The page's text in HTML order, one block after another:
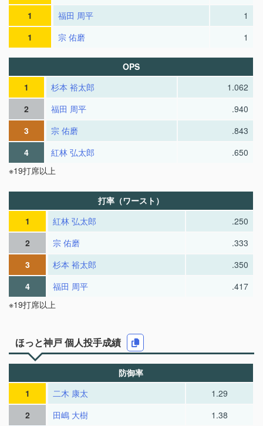
1 福田 周平
1
1
宗 佑磨 1
OPS
1
杉本 裕太郎
1.062
2
福田 周平
.940
3
宗 佑磨
.843
4
紅林 弘太郎
.650
※19打席以上
打率（ワースト）
1
紅林 弘太郎
.250
2
宗 佑磨
.333
3
杉本 裕太郎
.350
4
福田 周平
.417
※19打席以上
ほっと神戸 個人投手成績
防御率
1
二木 康太
1.29
2
田嶋 大樹
1.38